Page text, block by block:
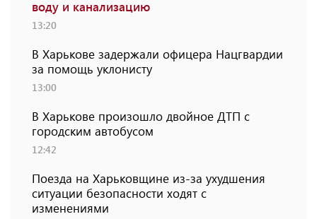
воду и канализацию
13:20
В Харькове задержали офицера Нацгвардии
за помощь уклонисту
13:00
В Харькове произошло двойное ДТП с
городским автобусом
12:42
Поезда на Харьковщине из-за ухудшения
ситуации безопасности ходят с
изменениями